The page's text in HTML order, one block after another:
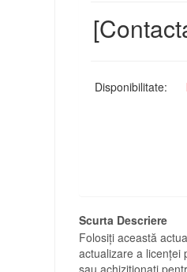
Disponibilitate:
Scurta Descriere
Folosiți această
actualizare a licenței
sau achiziționați